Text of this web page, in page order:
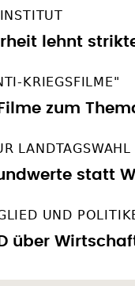
KRIEGSFILME"
zum
LANDTAGSWAHL
statt
UND
über